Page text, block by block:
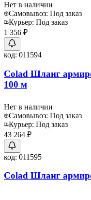
Нет в наличии
Самовывоз: Под заказ
Курьер: Под заказ
1 356 ₽
код: 011594
Colad Шланг
100 м
Нет в наличии
Самовывоз: Под заказ
Курьер: Под заказ
43 264 ₽
код: 011595
Colad Шланг